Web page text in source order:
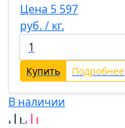
Цена 5 597
руб. / кг.
Купить Подробнее
В наличии